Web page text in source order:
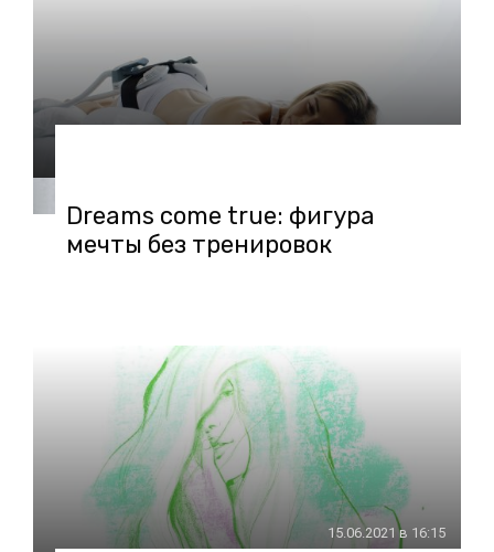
Dreams come true: фигура
мечты без тренировок
15.06.2021 в 16:15